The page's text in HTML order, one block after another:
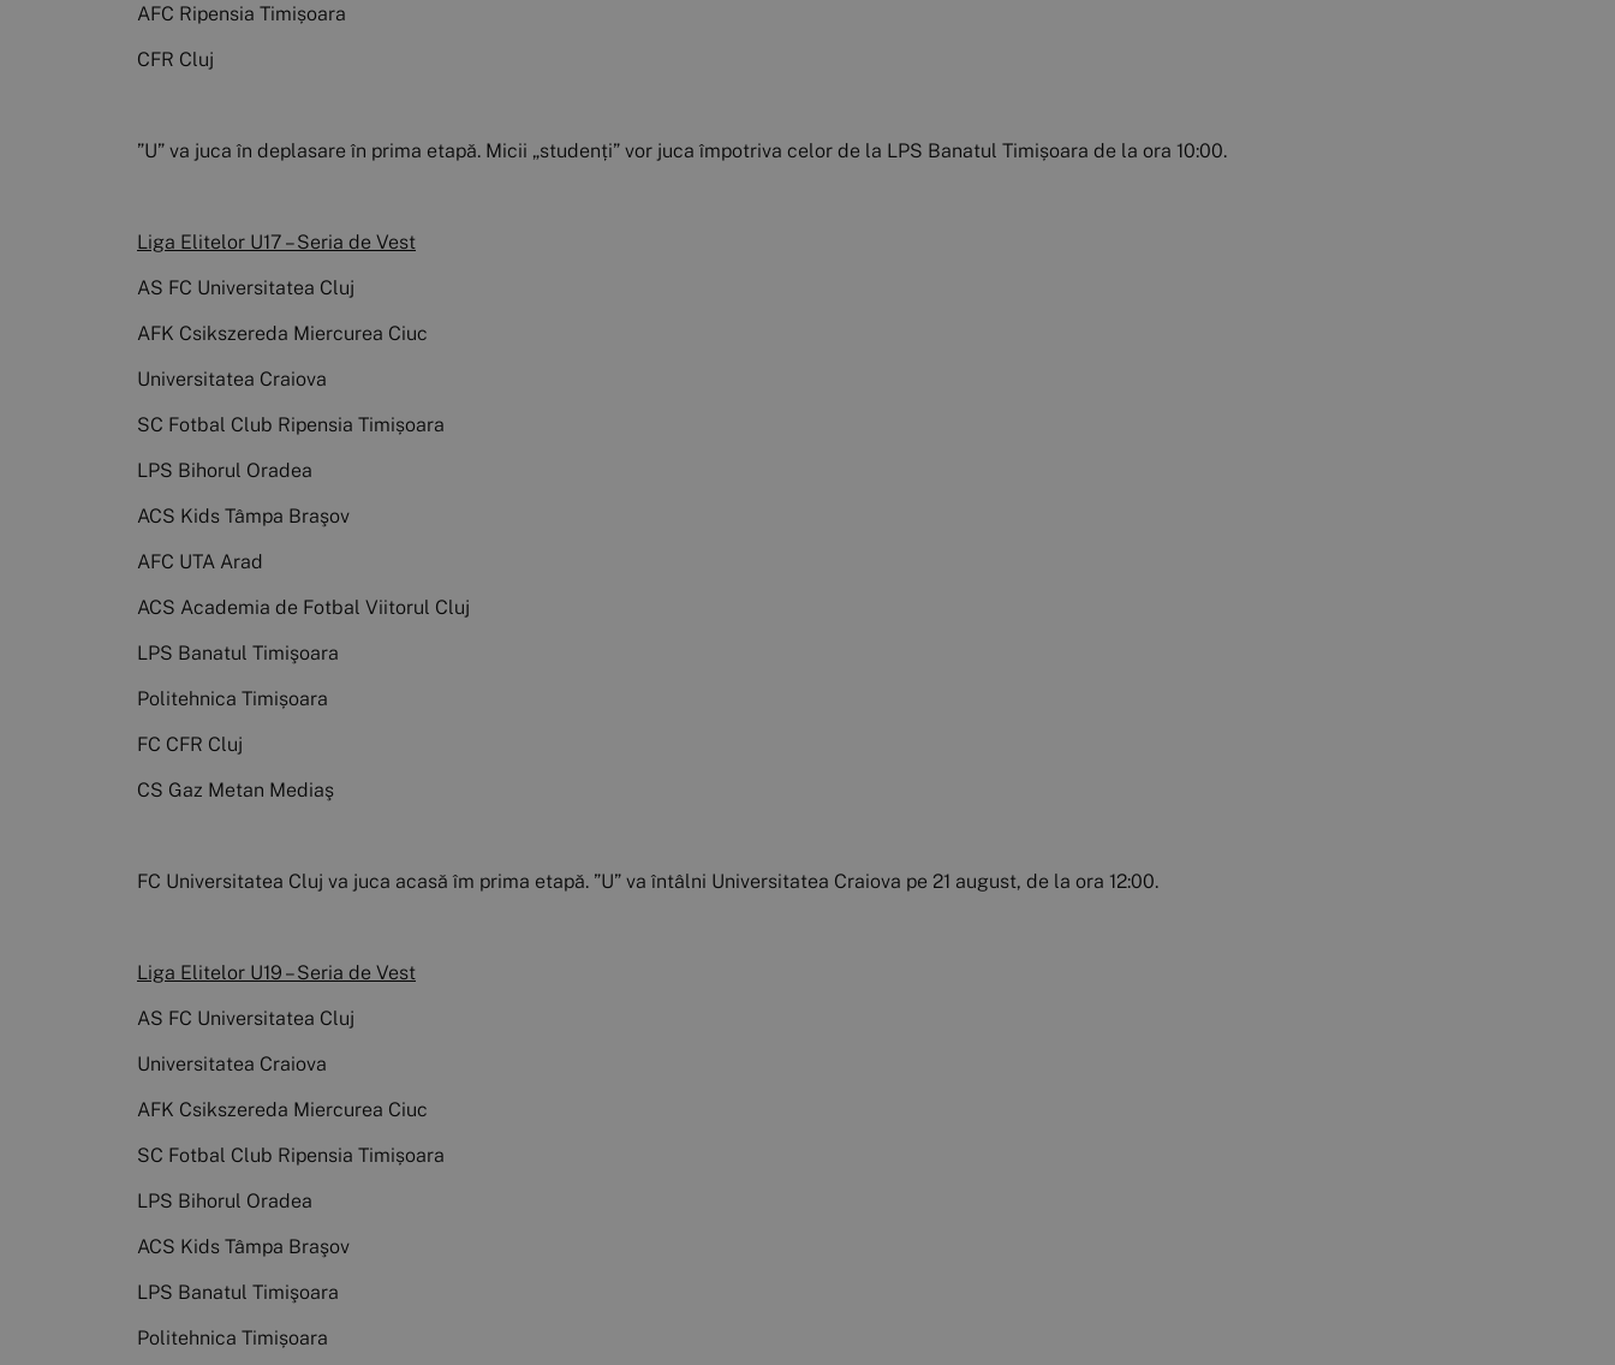
AFC Ripensia Timișoara
CFR Cluj
”U” va juca în deplasare în prima etapă. Micii „studenți” vor juca împotriva celor de la LPS Banatul Timișoara de la ora 10:00.
Liga Elitelor U17 – Seria de Vest
AS FC Universitatea Cluj
AFK Csikszereda Miercurea Ciuc
Universitatea Craiova
SC Fotbal Club Ripensia Timișoara
LPS Bihorul Oradea
ACS Kids Tâmpa Braşov
AFC UTA Arad
ACS Academia de Fotbal Viitorul Cluj
LPS Banatul Timişoara
Politehnica Timișoara
FC CFR Cluj
CS Gaz Metan Mediaş
FC Universitatea Cluj va juca acasă îm prima etapă. ”U” va întâlni Universitatea Craiova pe 21 august, de la ora 12:00.
Liga Elitelor U19 – Seria de Vest
AS FC Universitatea Cluj
Universitatea Craiova
AFK Csikszereda Miercurea Ciuc
SC Fotbal Club Ripensia Timișoara
LPS Bihorul Oradea
ACS Kids Tâmpa Braşov
LPS Banatul Timişoara
Politehnica Timișoara